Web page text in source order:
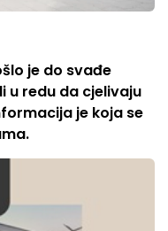
je do svađe
u redu da cjelivaju
je koja se